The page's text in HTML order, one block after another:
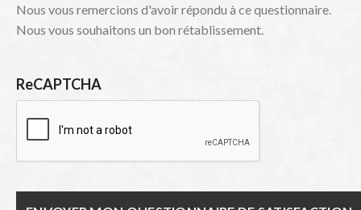
Nous vous remercions d'avoir répondu à ce questionnaire.
Nous vous souhaitons un bon rétablissement.
ReCAPTCHA